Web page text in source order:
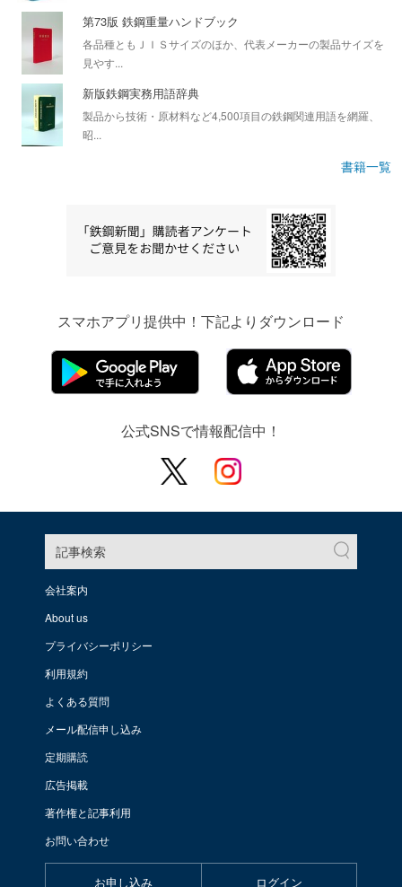
第73版 鉄鋼重量ハンドブック
各品種ともＪＩＳサイズのほか、代表メーカーの製品サイズを
見やす...
新版鉄鋼実務用語辞典
製品から技術・原材料など4,500項目の鉄鋼関連用語を網羅、
昭...
書籍一覧
スマホアプリ提供中！下記よりダウンロード
公式SNSで情報配信中！
記事検索
会社案内
About us
プライバシーポリシー
利用規約
よくある質問
メール配信申し込み
定期購読
広告掲載
著作権と記事利用
お問い合わせ
お申し込み ログイン